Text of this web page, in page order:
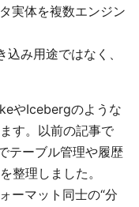
実体を複数エンジン
み用途ではなく、
やIcebergのような
す。以前の記事で
テーブル管理や履歴
整理しました。
ーマット同士の“分